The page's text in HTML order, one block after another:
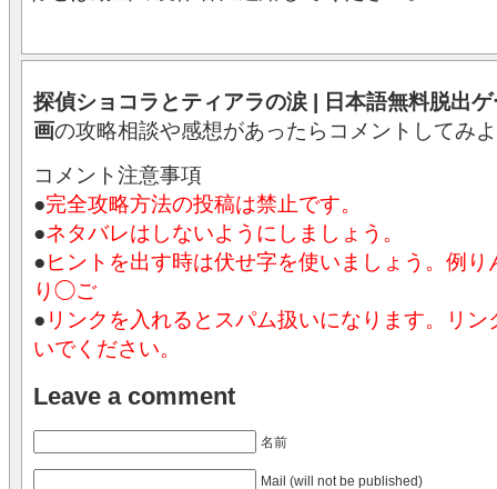
探偵ショコラとティアラの涙 | 日本語無料脱出
画の攻略相談や感想があったらコメントしてみ
コメント注意事項
●完全攻略方法の投稿は禁止です。
●ネタバレはしないようにしましょう。
●ヒントを出す時は伏せ字を使いましょう。
り◯ご
● リンクを入れるとスパム扱いになります。リン
いでください。
Leave a comment
名前
Mail (will not be published)